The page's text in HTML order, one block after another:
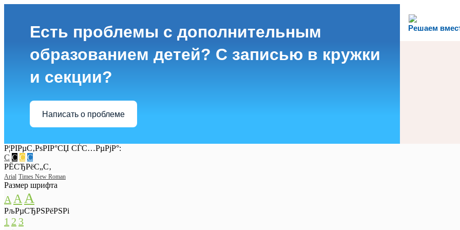
Решаем
Есть проблемы с дополнительным
образованием детей? С записью в кружки
и секции?
Написать о проблеме
Р¦РІРµС‚РѕРІР°СЏ СЃС…РµРјР°:
C C C C
РЁСЂРёС„С‚
Arial Times New Roman
Размер шрифта
A A A
РљРµСЂРЅРёРЅРі
1 2 3